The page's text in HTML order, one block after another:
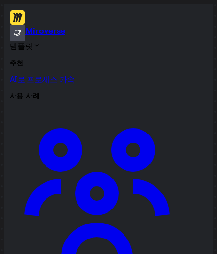
Miroverse
템플릿
추천
AI로 프로세스 가속
사용 사례